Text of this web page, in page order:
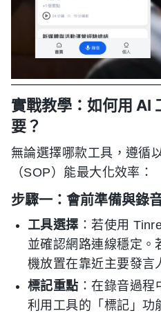
實戰教學：如何用 AI
要？
無論選擇哪款工具，遵循
（SOP）能最大化效率：
步驟一：會前準備與錄
工具選擇 ：若使用
並確認網路連線穩定。
機放置在靠近主要發言
標記重點 ：在錄音過
利用工具的「標記」功